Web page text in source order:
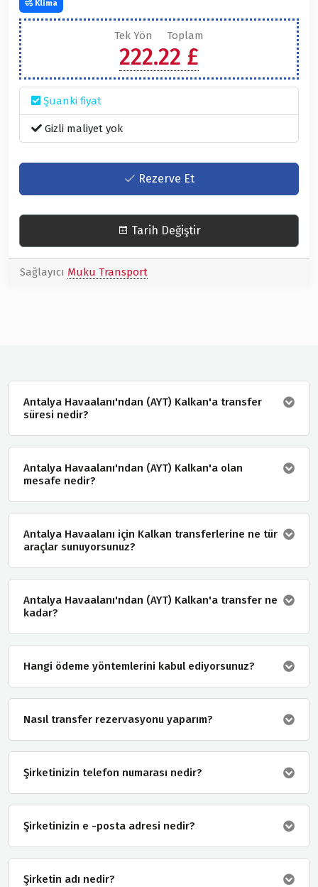
Tek Yön Toplam
222.22 £
Şuanki fiyat
Gizli maliyet yok
Rezerve Et
Tarih Değiştir
Klima
Sağlayıcı Muku Transport
Antalya Havaalanı'ndan (AYT) Kalkan'a transfer
süresi nedir?
Antalya Havaalanı'ndan (AYT) Kalkan'a olan
mesafe nedir?
Antalya Havaalanı için Kalkan transferlerine ne tür
araçlar sunuyorsunuz?
Antalya Havaalanı'ndan (AYT) Kalkan'a transfer ne
kadar?
Hangi ödeme yöntemlerini kabul ediyorsunuz?
Nasıl transfer rezervasyonu yaparım?
Şirketinizin telefon numarası nedir?
Şirketinizin e -posta adresi nedir?
Şirketin adı nedir?